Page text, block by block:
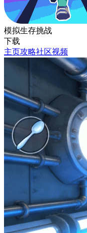
模拟生存挑战
下载
主页攻略社区视频